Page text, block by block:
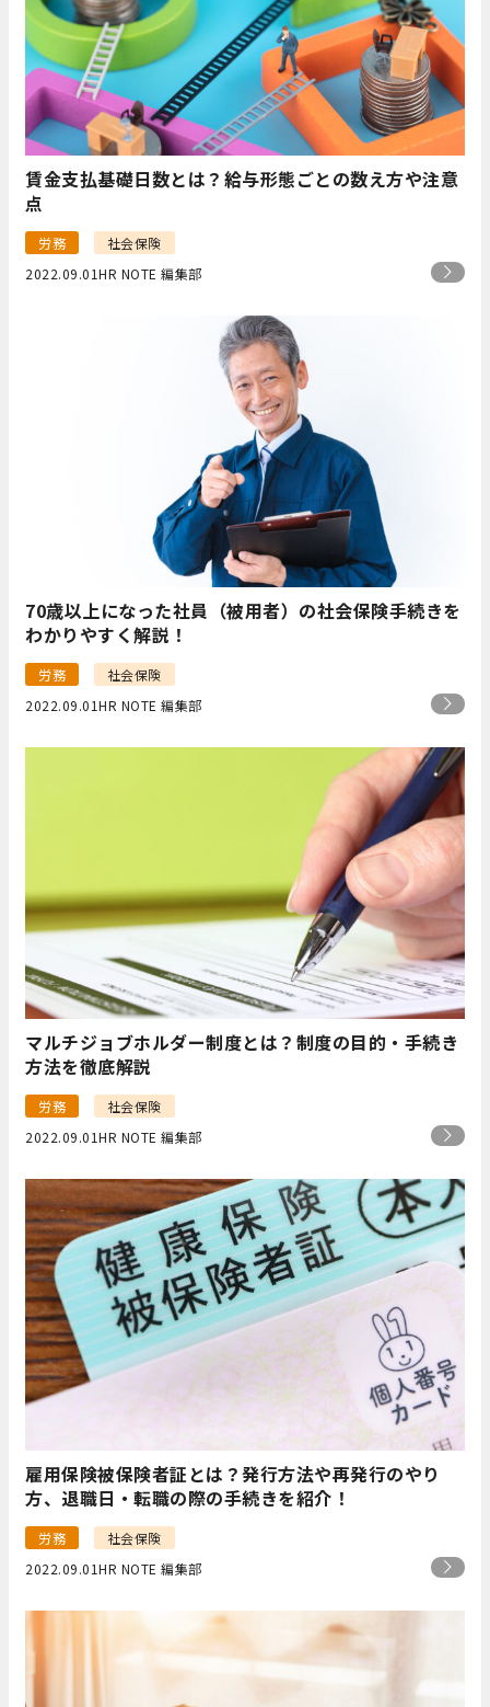
賃金支払基礎日数とは？給与形態ごとの数え方や注意
点
労務
社会保険
2022.09.01HR NOTE 編集部
70歳以上になった社員（被用者）の社会保険手続きを
わかりやすく解説！
労務
社会保険
2022.09.01HR NOTE 編集部
マルチジョブホルダー制度とは？制度の目的・手続き
方法を徹底解説
労務
社会保険
2022.09.01HR NOTE 編集部
雇用保険被保険者証とは？発行方法や再発行のやり
方、退職日・転職の際の手続きを紹介！
労務
社会保険
2022.09.01HR NOTE 編集部